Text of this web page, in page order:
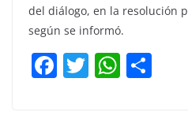
del diálogo, en la resolución
según se informó.
F T W